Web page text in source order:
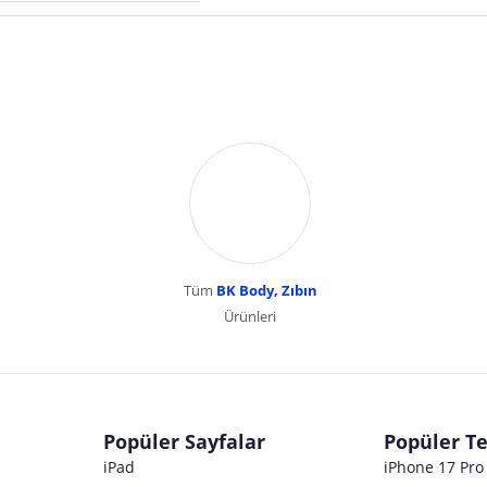
Tüm BK Body, Zıbın
Ürünleri
Popüler Sayfalar
iPad
Popüler
iPhone 17